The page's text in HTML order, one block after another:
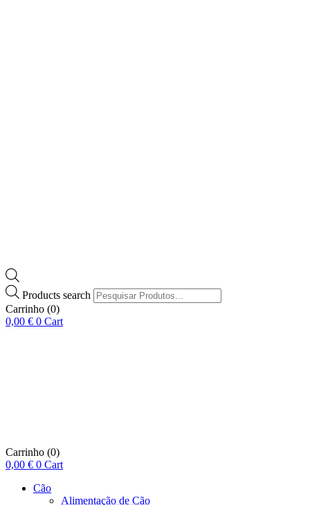
Products search
Carrinho (0)
0,00 € 0 Cart
Carrinho (0)
0,00 € 0 Cart
Cão
Alimentação de Cão